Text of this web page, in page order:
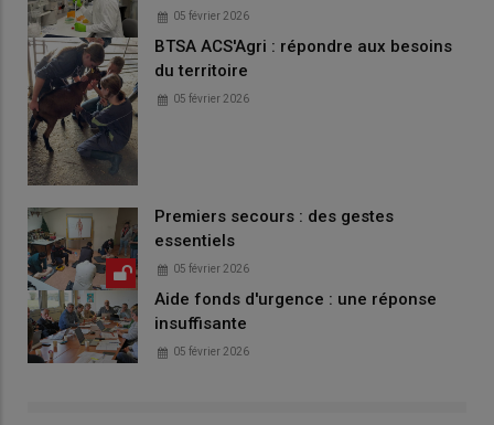
05 février 2026
BTSA ACS'Agri : répondre aux besoins
du territoire
05 février 2026
Premiers secours : des gestes
essentiels
05 février 2026
Aide fonds d'urgence : une réponse
insuffisante
05 février 2026